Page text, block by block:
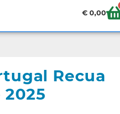
€ 0,00
Recua
2025